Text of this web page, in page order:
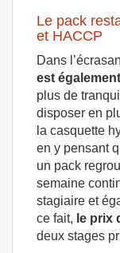
Le pack
et HACCP
Dans
est
plus de
disposer en
la casquette
en y pensant
un pack
semaine
stagiaire et
ce fait, le prix
deux stages